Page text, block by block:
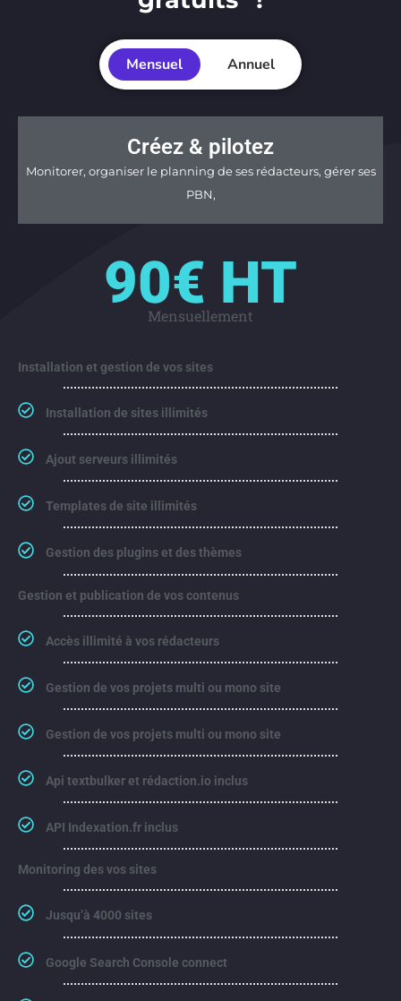
Mensuel Annuel
Créez & pilotez
Monitorer, organiser le planning de ses rédacteurs, gérer ses
PBN,
90€ HT
Mensuellement
Installation et gestion de vos sites
Installation de sites illimités​
Ajout serveurs illimités​
Templates de site illimités​
Gestion des plugins et des thèmes
Gestion et publication de vos contenus​
Accès illimité à vos rédacteurs
Gestion de vos projets multi ou mono site
Gestion de vos projets multi ou mono site
Api textbulker et rédaction.io inclus
API Indexation.fr inclus
Monitoring des vos sites ​
Jusqu’à 4000 sites​
Google Search Console connect